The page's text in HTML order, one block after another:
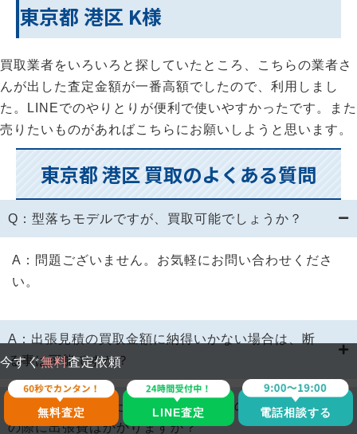
東京都 港区 K様
買取業者をいろいろと探していたところ、こちらの業者さ
んが出した査定金額が一番高額でしたので、利用しまし
た。LINEでのやりとりが便利で使いやすかったです。また
売りたいものがあればこちらにお願いしようと思います。
東京都 港区 買取のよくある質問
Q：型落ちモデルですが、買取可能でしょうか？
A：問題ございません。お気軽にお問い合わせくださ
い。
A：出張見積の買取金額に納得いかない場合は、断
る事は可能ですか？
A：価値がなかった時や壊れている物の場合は？そ
の際に出張費はかかりますか？
今すぐ無料査定依頼
無料査定 LINE査定 電話相談する